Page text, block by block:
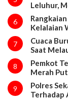
Leluhur,
6
Kelalaian
7
Cuaca
Saat
8
Pemkot
Merah
9
Polres
Terhadap